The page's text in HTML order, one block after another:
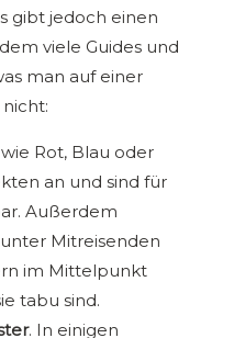
gibt jedoch einen
viele Guides und
man auf einer
wie Rot, Blau oder
an und sind für
Außerdem
Mitreisenden
im Mittelpunkt
tabu sind.
. In einigen